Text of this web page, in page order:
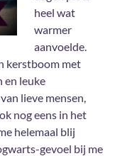
heel wat
warmer
aanvoelde.
kerstboom met
en leuke
lieve mensen,
nog eens in het
helemaal blij
gevoel bij me